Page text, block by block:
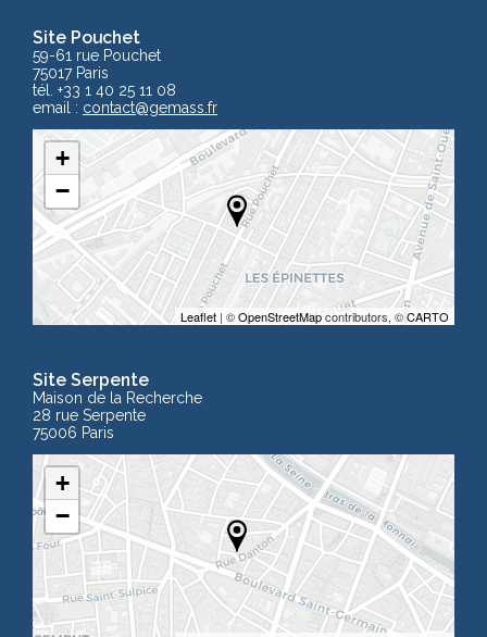
Site Pouchet
59-61 rue Pouchet
75017 Paris
tél. +33 1 40 25 11 08
email : contact@gemass.fr
+
−
Leaflet | ©OpenStreetMapcontributors, ©CARTO
Site Serpente
Maison de la Recherche
28 rue Serpente
75006 Paris
+
−